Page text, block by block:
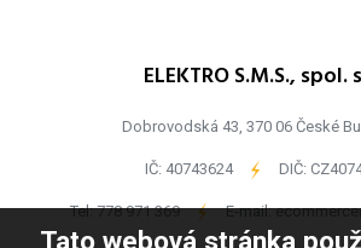
Tato webová stránka
ELEKTRO S.M.S., spol.
Dobrovodská 43, 370 06 České
IČ: 40743624 - DIČ:
Tel:778 971 369 - E-mail: